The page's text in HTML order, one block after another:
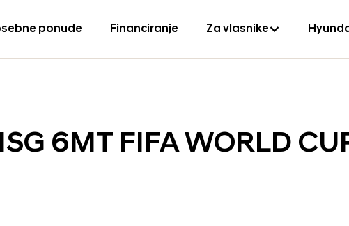
ponude Financiranje Za vlasnike
6MT FIFA WORLD